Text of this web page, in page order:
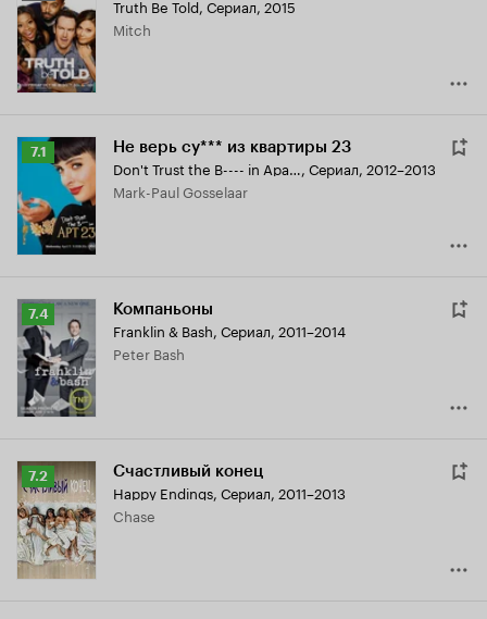
Кинопоиска
6.2
Truth Be Told, Сериал, 2015
Mitch
Рейтинг
Кинопоиска
7.1
7.1 Не верь су*** из квартиры 23
Don't Trust the B---- in Apartment 23, Сериал, 2012–2013
Mark-Paul Gosselaar
Рейтинг
Кинопоиска
7.4
7.4 Компаньоны
Franklin & Bash, Сериал, 2011–2014
Peter Bash
Рейтинг
Кинопоиска
7.2
7.2 Счастливый конец
Happy Endings, Сериал, 2011–2013
Chase